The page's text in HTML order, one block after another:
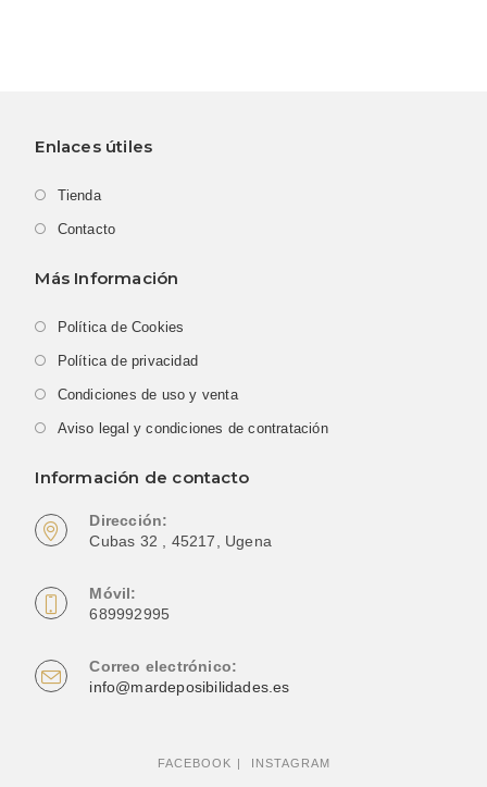
Enlaces útiles
Tienda
Contacto
Más Información
Política de Cookies
Política de privacidad
Condiciones de uso y venta
Aviso legal y condiciones de contratación
Información de contacto
Dirección:
Cubas 32 , 45217, Ugena
Móvil:
689992995
Correo electrónico:
info@mardeposibilidades.es
FACEBOOK INSTAGRAM